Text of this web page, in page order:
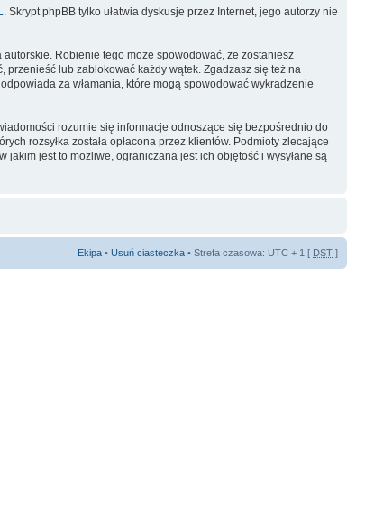
. Skrypt phpBB tylko ułatwia dyskusje przez Internet, jego autorzy nie
Robienie tego może spowodować, że zostaniesz
przenieść lub zablokować każdy wątek. Zgadzasz się też na
za włamania, które mogą spowodować wykradzenie
rozumie się informacje odnoszące się bezpośrednio do
rozsyłka została opłacona przez klientów. Podmioty zlecające
jest to możliwe, ograniczana jest ich objętość i wysyłane są
Ekipa • Usuń ciasteczka • Strefa czasowa: UTC + 1 [ DST ]